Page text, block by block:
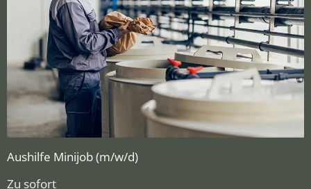
Aushilfe Minijob (m/w/d)
Zu sofort